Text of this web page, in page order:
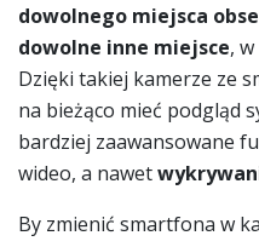
dowolnego miejsca
dowolne inne miejsce,
Dzięki takiej kamerze ze
na bieżąco mieć podgląd
bardziej zaawansowane
wideo, a nawet
By zmienić smartfona w